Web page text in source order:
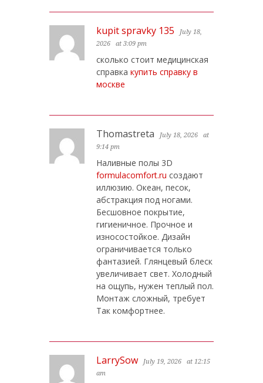
kupit spravky 135
July 18,
2026
at 3:09 pm
сколько стоит медицинская
справка купить справку в
москве
Thomastreta July 18, 2026
at
9:14 pm
Наливные полы 3D
formulacomfort.ru создают
иллюзию. Океан, песок,
абстракция под ногами.
Бесшовное покрытие,
гигиеничное. Прочное и
износостойкое. Дизайн
ограничивается только
фантазией. Глянцевый блеск
увеличивает свет. Холодный
на ощупь, нужен теплый пол.
Монтаж сложный, требует
Так комфортнее.
LarrySow July 19, 2026
at 12:15
am